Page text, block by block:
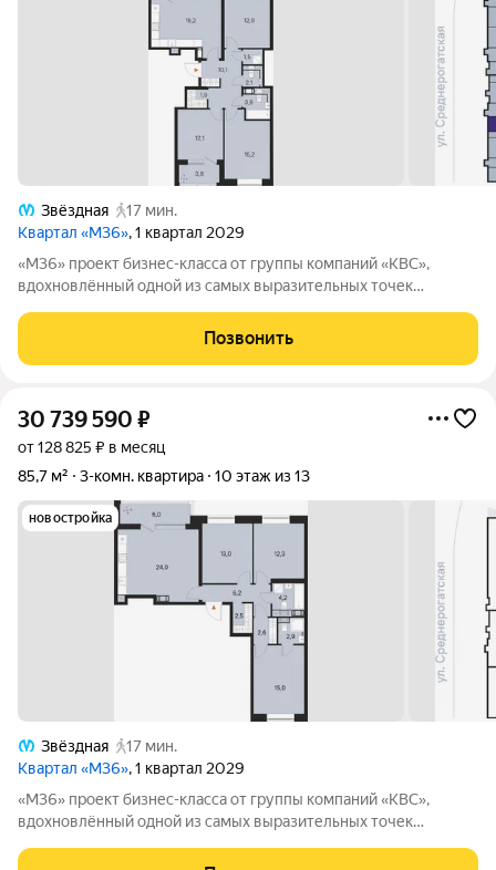
Звёздная
17 мин.
Квартал «М36», 1 квартал 2029
«М36» проект бизнес-класса от группы компаний «КВС»,
вдохновлённый одной из самых выразительных точек
Возничего. В астрономии этот объект символизирует порядок,
точность и уверенность в движении. В
Позвонить
30 739 590 ₽
от 128 825 ₽ в месяц
85,7 м²
3-комн. квартира 10 этаж из 13
новостройка
Звёздная
17 мин.
Квартал «М36», 1 квартал 2029
«М36» проект бизнес-класса от группы компаний «КВС»,
вдохновлённый одной из самых выразительных точек
Возничего. В астрономии этот объект символизирует порядок,